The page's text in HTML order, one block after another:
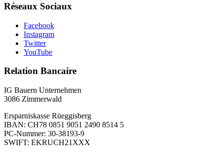
Réseaux Sociaux
Facebook
Instagram
Twitter
YouTube
Relation Bancaire
IG Bauern Unternehmen
3086 Zimmerwald
Ersparniskasse Rüeggisberg
IBAN: CH78 0851 9051 2490 8514 5
PC-Nummer: 30-38193-9
SWIFT: EKRUCH21XXX